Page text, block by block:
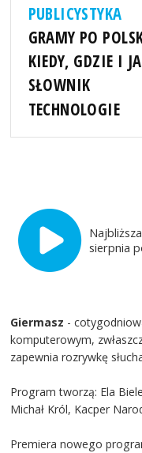
PUBLICYSTYKA
GRAMY PO
KIEDY, GDZIE I
SŁOWNIK
TECHNOLOGIE
sierpnia
Giermasz -
komputerowym,
zapewnia rozrywkę
Program tworzą: Ela
Michał Król, Kacper
Premiera nowego